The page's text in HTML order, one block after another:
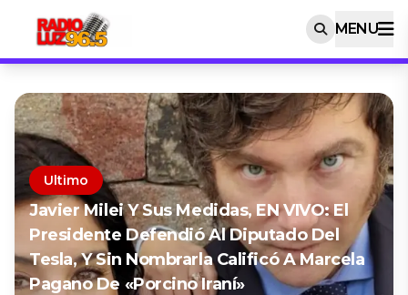
MENU
Ultimo
Javier Milei Y Sus Medidas, EN VIVO: El
Presidente Defendió Al Diputado Del
Tesla, Y Sin Nombrarla Calificó A Marcela
Pagano De «porcino Iraní»